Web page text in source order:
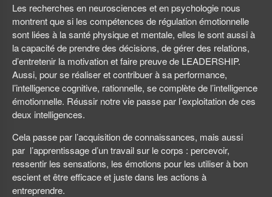
Les recherches en neurosciences et en psychologie nous
montrent que si les compétences de régulation émotionnelle
sont liées à la santé physique et mentale, elles le sont aussi à
la capacité de prendre des décisions, de gérer des relations,
d’entretenir la motivation et faire preuve de LEADERSHIP.
Aussi, pour se réaliser et contribuer à sa performance,
l’intelligence cognitive, rationnelle, se complète de l’intelligence
émotionnelle. Réussir notre vie passe par l’exploitation de ces
deux intelligences.
Cela passe par l’acquisition de connaissances, mais aussi
par l’apprentissage d’un travail sur le corps : percevoir,
ressentir les sensations, les émotions pour les utiliser à bon
escient et être efficace et juste dans les actions à
entreprendre.